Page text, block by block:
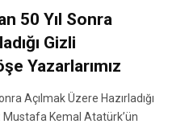
50 Yıl Sonra
Gizli
Yazarlarımız
Açılmak Üzere Hazırladığı
Mustafa Kemal Atatürk’ün